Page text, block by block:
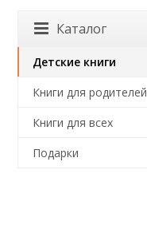
Каталог
Детские книги
Книги для родителей
Книги для всех
Подарки